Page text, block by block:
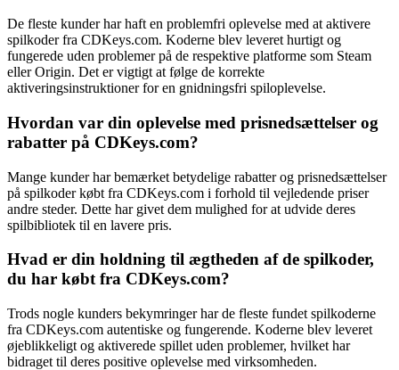
De fleste kunder har haft en problemfri oplevelse med at aktivere
spilkoder fra CDKeys.com. Koderne blev leveret hurtigt og
fungerede uden problemer på de respektive platforme som Steam
eller Origin. Det er vigtigt at følge de korrekte
aktiveringsinstruktioner for en gnidningsfri spiloplevelse.
Hvordan var din oplevelse med prisnedsættelser og
rabatter på CDKeys.com?
Mange kunder har bemærket betydelige rabatter og prisnedsættelser
på spilkoder købt fra CDKeys.com i forhold til vejledende priser
andre steder. Dette har givet dem mulighed for at udvide deres
spilbibliotek til en lavere pris.
Hvad er din holdning til ægtheden af de spilkoder,
du har købt fra CDKeys.com?
Trods nogle kunders bekymringer har de fleste fundet spilkoderne
fra CDKeys.com autentiske og fungerende. Koderne blev leveret
øjeblikkeligt og aktiverede spillet uden problemer, hvilket har
bidraget til deres positive oplevelse med virksomheden.